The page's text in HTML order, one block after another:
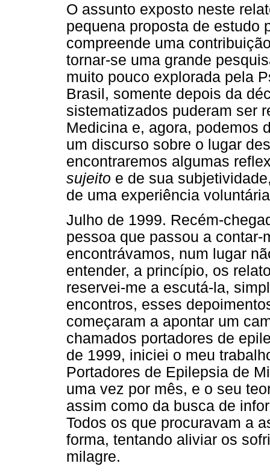
O assunto exposto neste
pequena proposta de estudo
compreende uma
tornar-se uma grande
muito pouco explorada pela
Brasil, somente depois da
sistematizados puderam ser
Medicina e, agora, podemos
um discurso sobre o lugar
encontraremos algumas
sujeito e de sua
de uma experiência
Julho de 1999. Recém-
pessoa que passou a
encontrávamos, num lugar
entender, a princípio, os
reservei-me a escutá-la,
encontros, esses
começaram a apontar um
chamados portadores de
de 1999, iniciei o meu
Portadores de Epilepsia de
uma vez por mês, e o seu
assim como da busca de
Todos os que procuravam a
forma, tentando aliviar os
milagre.